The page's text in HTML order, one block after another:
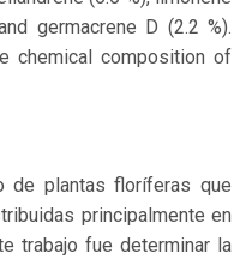
germacrene D (2.2 %).
chemical composition of
plantas floríferas que
principalmente en
trabajo fue determinar la